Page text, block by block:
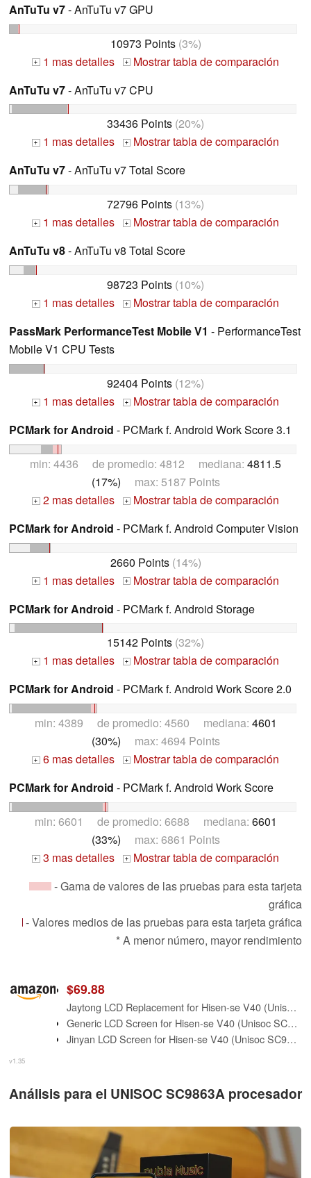
AnTuTu v7- AnTuTu v7 GPU
10973 Points(3%)
+ 1 mas detalles +
Mostrar tabla de comparación
AnTuTu v7- AnTuTu v7 CPU
33436 Points (20%)
+ 1 mas detalles +
Mostrar tabla de comparación
AnTuTu v7- AnTuTu v7 Total Score
72796 Points (13%)
+ 1 mas detalles +
Mostrar tabla de comparación
AnTuTu v8- AnTuTu v8 Total Score
98723 Points (10%)
+ 1 mas detalles +
Mostrar tabla de comparación
PassMark PerformanceTest Mobile V1 - PerformanceTest
Mobile V1 CPU Tests
92404 Points (12%)
+ 1 mas detalles +
Mostrar tabla de comparación
PCMark for Android - PCMark f. Android Work Score 3.1
min: 4436 de promedio: 4812 mediana: 4811.5
(17%) max: 5187 Points
+ 2 mas detalles +
Mostrar tabla de comparación
PCMark for Android - PCMark f. Android Computer Vision
2660 Points(14%)
+ 1 mas detalles +
Mostrar tabla de comparación
PCMark for Android - PCMark f. Android Storage
15142 Points (32%)
+ 1 mas detalles +
Mostrar tabla de comparación
PCMark for Android - PCMark f. Android Work Score 2.0
min: 4389 de promedio: 4560 mediana: 4601
(30%) max: 4694 Points
+ 6 mas detalles +
Mostrar tabla de comparación
PCMark for Android - PCMark f. Android Work Score
min: 6601 de promedio: 6688 mediana: 6601
(33%) max: 6861 Points
+ 3 mas detalles +
Mostrar tabla de comparación
- Gama de valores de las pruebas para esta tarjeta
gráfica
- Valores medios de las pruebas para esta tarjeta gráfica
* A menor número, mayor rendimiento
$69.88
Jaytong LCD Replacement for Hisen-se V40 (Unisoc SC9863A) HLTE229E LCD Display Touch Screen Assembly (Black)
Generic LCD Screen for Hisen-se V40 (Unisoc SC9863A) HLTE229E Replacement LCD Display Touch Digitizer Assembly (Black)
Jinyan LCD Screen for Hisen-se V40 (Unisoc SC9863A) HLTE229E LCD Display + Outer Glass Touch Screen Digitizer Full Assembly Replacement (Black)
v1.35
Análisis para el UNISOC SC9863A procesador